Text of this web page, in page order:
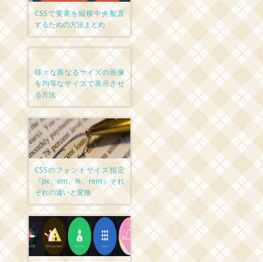
CSSで要素を縦横中央配置
するための方法まとめ
様々な異なるサイズの画像
を均等なサイズで表示させ
る方法
CSSのフォントサイズ指定
『px、em、%、rem』それ
ぞれの違いと変換